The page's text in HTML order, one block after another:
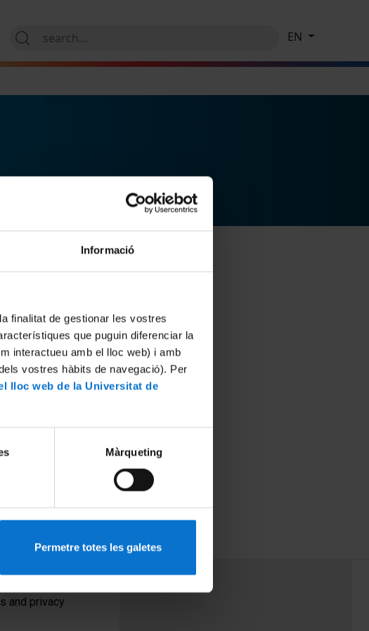
Informació
finalitat de gestionar les vostres
que puguin diferenciar la
interactueu amb el lloc web) i amb
vostres hàbits de navegació). Per
lloc web de la Universitat de
Màrqueting
Permetre totes les galetes
EN
and privacy
PEU 3